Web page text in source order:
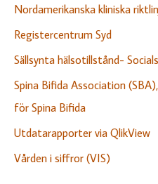
Nordamerikanska kliniska
Registercentrum Syd
Sällsynta hälsotillstånd-
Spina Bifida Association
för Spina Bifida
Utdatarapporter via QlikView
Vården i siffror (VIS)